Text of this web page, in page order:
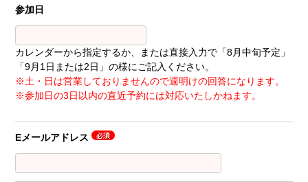
参加日
カレンダーから指定するか、または直接入力で「8月中旬予定」
「9月1日または2日」の様にご記入ください。
※土・日は営業しておりませんので週明けの回答になります。
※参加日の3日以内の直近予約には対応いたしかねます。
Eメールアドレス